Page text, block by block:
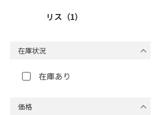
リス（1）
在庫状況
在庫あり
価格